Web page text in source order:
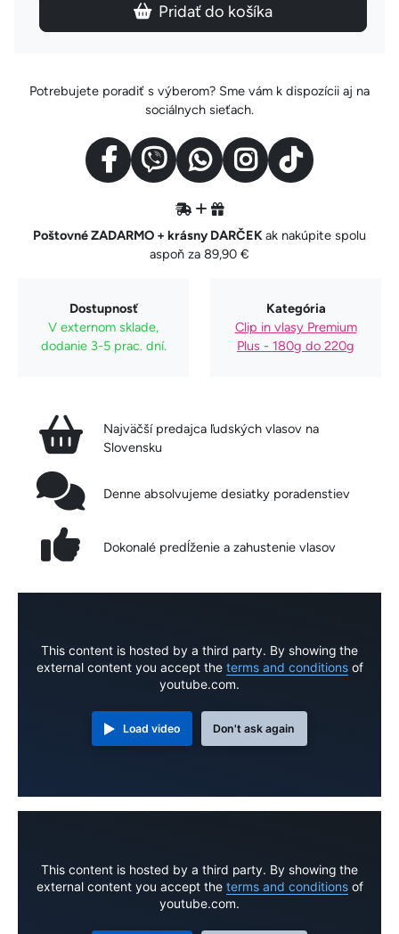
Pridať do košíka
Potrebujete poradiť s výberom? Sme vám k dispozícii aj na
sociálnych sieťach.
Poštovné ZADARMO + krásny DARČEKak nakúpite spolu
aspoň za 89,90 €
Dostupnosť
V externom sklade,
dodanie 3-5 prac. dní.
Kategória
Clip in vlasy Premium
Plus - 180g do 220g
Najväčší predajca ľudských vlasov na
Slovensku
Denne absolvujeme desiatky poradenstiev
Dokonalé predĺženie a zahustenie vlasov
This content is hosted by a third party. By showing the
external content you accept the terms and conditionsof
youtube.com.
Load video Don't ask again
This content is hosted by a third party. By showing the
external content you accept the terms and conditionsof
youtube.com.